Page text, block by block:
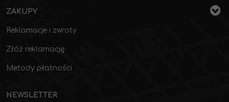
ZAKUPY
Reklamacje i zwroty
Złóż reklamację
Metody płatności
NEWSLETTER